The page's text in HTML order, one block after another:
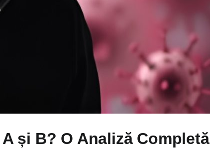
și B? O Analiză Completă